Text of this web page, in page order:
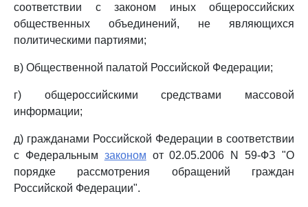
соответствии с законом иных общероссийских
общественных объединений, не являющихся
политическими партиями;
в) Общественной палатой Российской Федерации;
г) общероссийскими средствами массовой
информации;
д) гражданами Российской Федерации в соответствии
с Федеральным законом от 02.05.2006 N 59-ФЗ "О
порядке рассмотрения обращений граждан
Российской Федерации".